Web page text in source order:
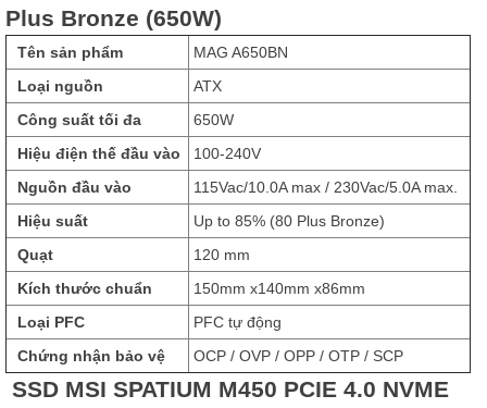
Plus Bronze (650W)
Tên sản phẩm
MAG A650BN
Loại nguồn
ATX
Công suất tối đa
650W
Hiệu điện thế đầu vào
100-240V
Nguồn đầu vào
115Vac/10.0A max / 230Vac/5.0A max.
Hiệu suất
Up to 85% (80 Plus Bronze)
Quạt
120 mm
Kích thước chuẩn
150mm x140mm x86mm
Loại PFC
PFC tự động
Chứng nhận bảo vệ
OCP / OVP / OPP / OTP / SCP
SSD MSI SPATIUM M450 PCIE 4.0 NVME